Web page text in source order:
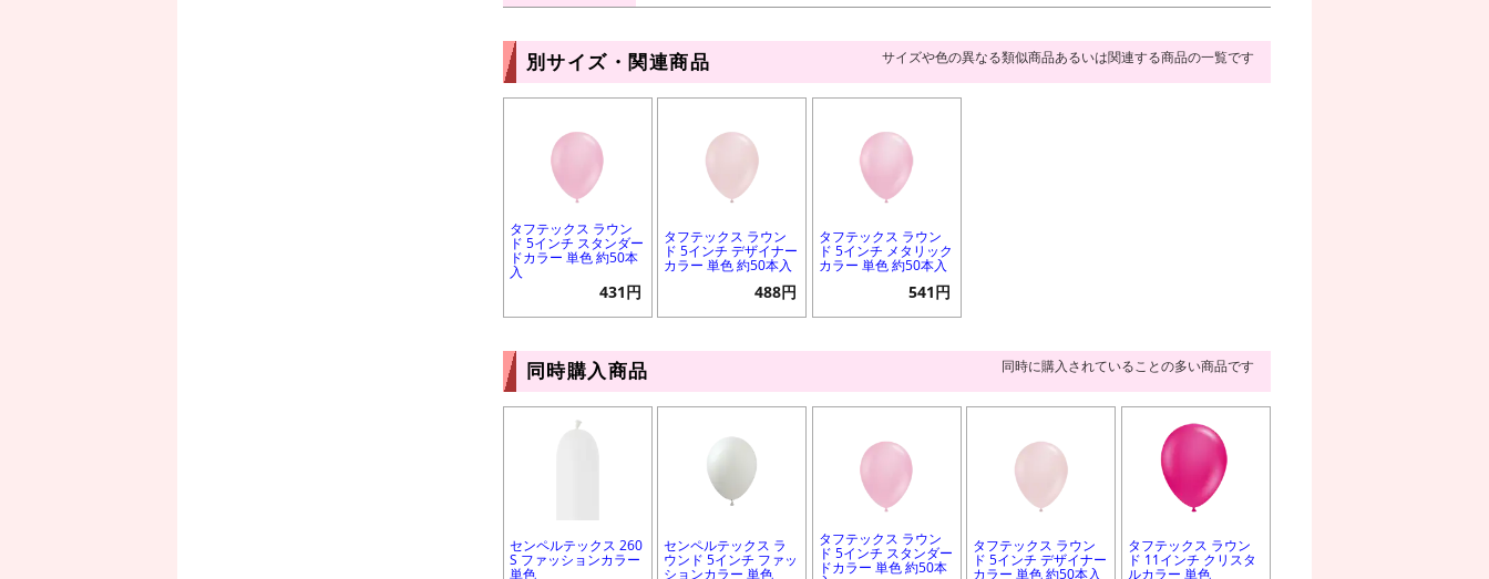
別サイズ・関連商品 サイズや色の異なる類似商品あるいは関連する商品の一覧です
タフテックス ラウン
ド 5インチ スタンダー
ドカラー 単色 約50本
入
431円
タフテックス ラウン
ド 5インチ デザイナー
カラー 単色 約50本入
488円
タフテックス ラウン
ド 5インチ メタリック
カラー 単色 約50本入
541円
同時購入商品 同時に購入されていることの多い商品です
センペルテックス 260
S ファッションカラー
単色
センペルテックス ラ
ウンド 5インチ ファッ
ションカラー 単色
タフテックス ラウン
ド 5インチ スタンダー
ドカラー 単色 約50本
タフテックス ラウン
ド 5インチ デザイナー
カラー 単色 約50本入
タフテックス ラウン
ド 11インチ クリスタ
ルカラー 単色